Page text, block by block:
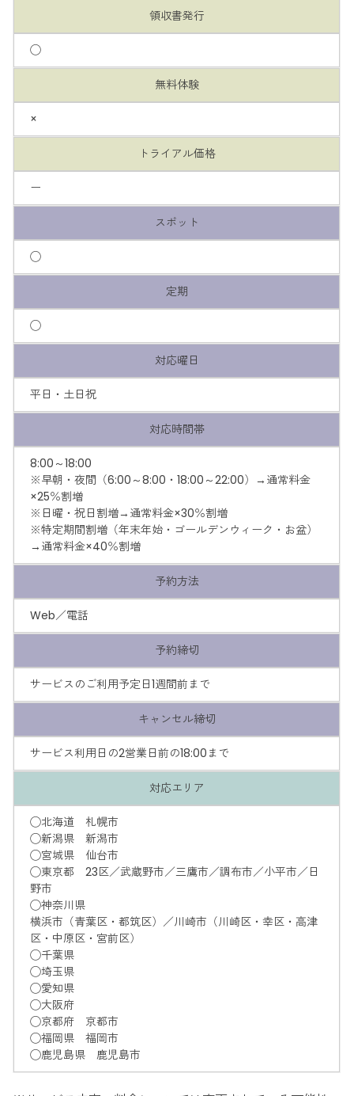
領収書発行
◯
無料体験
×
トライアル価格
ー
スポット
◯
定期
◯
対応曜日
平日・土日祝
対応時間帯
8:00～18:00
※早朝・夜間（6:00～8:00・18:00～22:00）→通常料金
×25％割増
※日曜・祝日割増→通常料金×30％割増
※特定期間割増（年末年始・ゴールデンウィーク・お盆）
→通常料金×40％割増
予約方法
Web／電話
予約締切
サービスのご利用予定日1週間前まで
キャンセル締切
サービス利用日の2営業日前の18:00まで
対応エリア
◯北海道 札幌市
◯新潟県 新潟市
◯宮城県 仙台市
◯東京都 23区／武蔵野市／三鷹市／調布市／小平市／日
野市
◯神奈川県
横浜市（青葉区・都筑区）／川崎市（川崎区・幸区・高津
区・中原区・宮前区）
◯千葉県
◯埼玉県
◯愛知県
◯大阪府
◯京都府 京都市
◯福岡県 福岡市
◯鹿児島県 鹿児島市